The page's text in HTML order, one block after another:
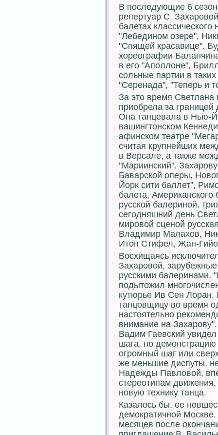
В последующие 6
репертуар С.
балетах
"Лебедином озере",
"Спящей красавице".
хореографии
в его "Аполлоне",
сольные партии в
"Серенада", "Теперь и
За это время Светлана
приобрела за
Она танцевала в Нью-
вашингтонском
афинском театре
считая крупнейших
в Версале, а также
"Мариинский".
Баварской оперы,
Йорк сити баллет",
балета, Американского
русской балериной,
сегодняшний день
мировой сценой
Владимир Малахов,
Итон Стифел, Жан-
Восхищаясь
Захаровой,
русскими балеринами.
подытожил
кутюрье Ив Сен
танцовщицу во время
настоятельно
внимание на
Вадим Гаевский
шага, но
огромный шаг или
же меньшие диспуты,
Надежды Павловой,
стереотипам движения.
новую технику танца.
Казалось бы, ее
демократичной
месяцев после